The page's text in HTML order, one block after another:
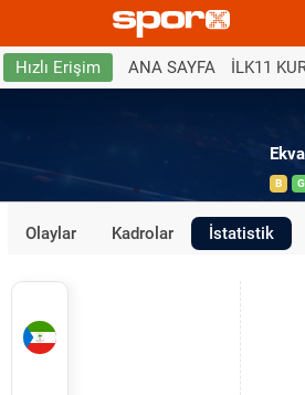
Hızlı Erişim ANA SAYFA İLK11
B G
Olaylar Kadrolar İstatistik